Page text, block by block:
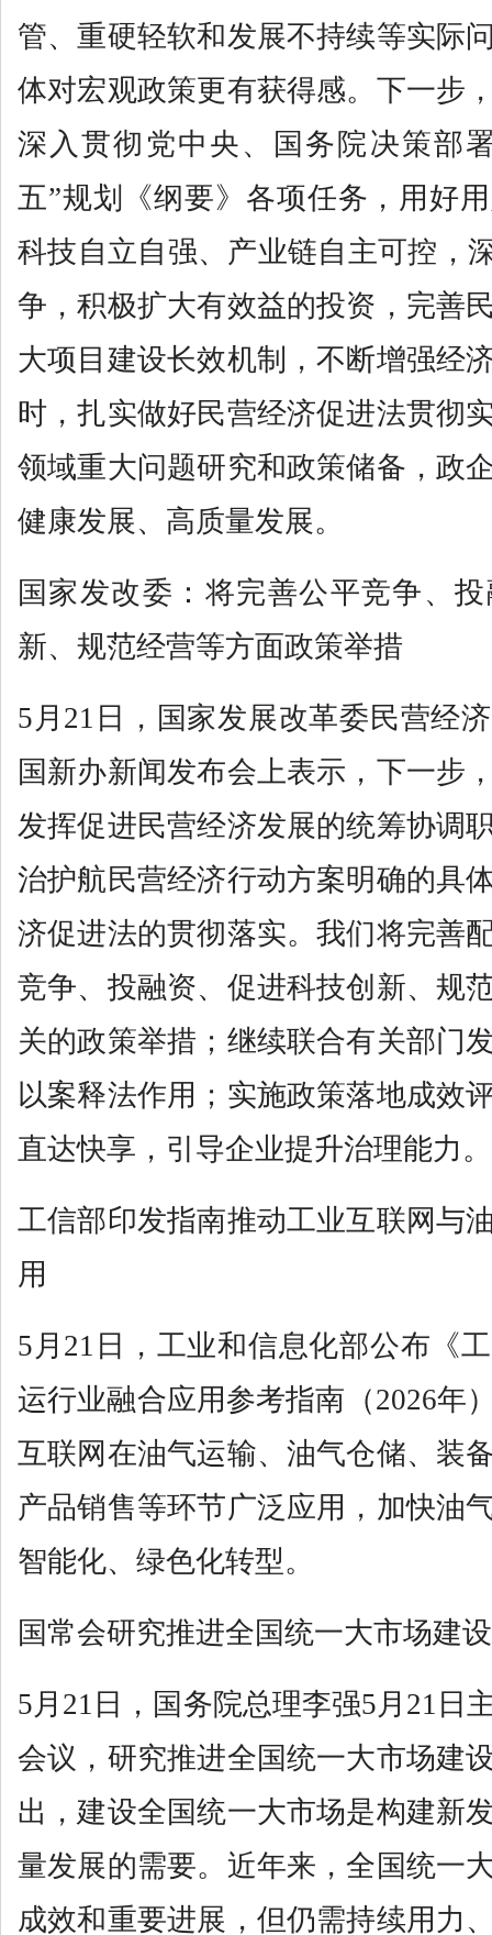
管、重硬轻软和发展不持续等实际
体对宏观政策更有获得感。下一步
深入贯彻党中央、国务院决策部
五”规划《纲要》各项任务，用好
科技自立自强、产业链自主可控，
争，积极扩大有效益的投资，完善
大项目建设长效机制，不断增强经
时，扎实做好民营经济促进法贯彻
领域重大问题研究和政策储备，政
健康发展、高质量发展。
国家发改委：将完善公平竞争、
新、规范经营等方面政策举措
5月21日，国家发展改革委民营经
国新办新闻发布会上表示，下一步
发挥促进民营经济发展的统筹协调
治护航民营经济行动方案明确的具
济促进法的贯彻落实。我们将完善
竞争、投融资、促进科技创新、规
关的政策举措；继续联合有关部门
以案释法作用；实施政策落地成效
直达快享，引导企业提升治理能力。
工信部印发指南推动工业互联网与
用
5月21日，工业和信息化部公布《
运行业融合应用参考指南（2026年
互联网在油气运输、油气仓储、装
产品销售等环节广泛应用，加快油
智能化、绿色化转型。
国常会研究推进全国统一大市场建
5月21日，国务院总理李强5月21日
会议，研究推进全国统一大市场建
出，建设全国统一大市场是构建新
量发展的需要。近年来，全国统一
成效和重要进展，但仍需持续用力